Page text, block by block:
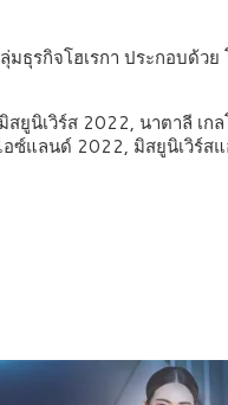
ธุรกิจโฮเรกา ประกอบด้วย
ยูนิเวิร์ส 2022, นาตาลี เก
อซ์แลนด์ 2022, มิสยูนิเวิร์ส